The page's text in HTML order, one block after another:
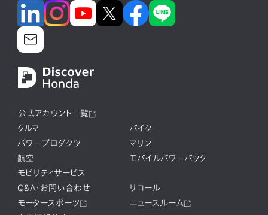
公式アカウント一覧
クルマ
バイク
パワープロダクツ
マリン
航空
モバイルパワーパック
モビリティサービス
Q&A・お問い合わせ
リコール
モータースポーツ
ニュースルーム